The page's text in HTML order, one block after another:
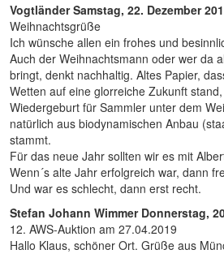
VogtländerSamstag, 22. Dezember
Weihnachtsgrüße
Ich wünsche allen ein frohes und
Auch der Weihnachtsmann oder wer da
bringt, denkt nachhaltig. Altes Papier,
Wetten auf eine glorreiche Zukunft
Wiedergeburt für Sammler unter dem
natürlich aus biodynamischen Anbau
stammt.
Für das neue Jahr sollten wir es mit
Wenn´s alte Jahr erfolgreich war, dann
Und war es schlecht, dann erst recht.
Stefan Johann Wimmer Donnerstag,
12. AWS-Auktion am 27.04.2019
Hallo Klaus, schöner Ort. Grüße aus